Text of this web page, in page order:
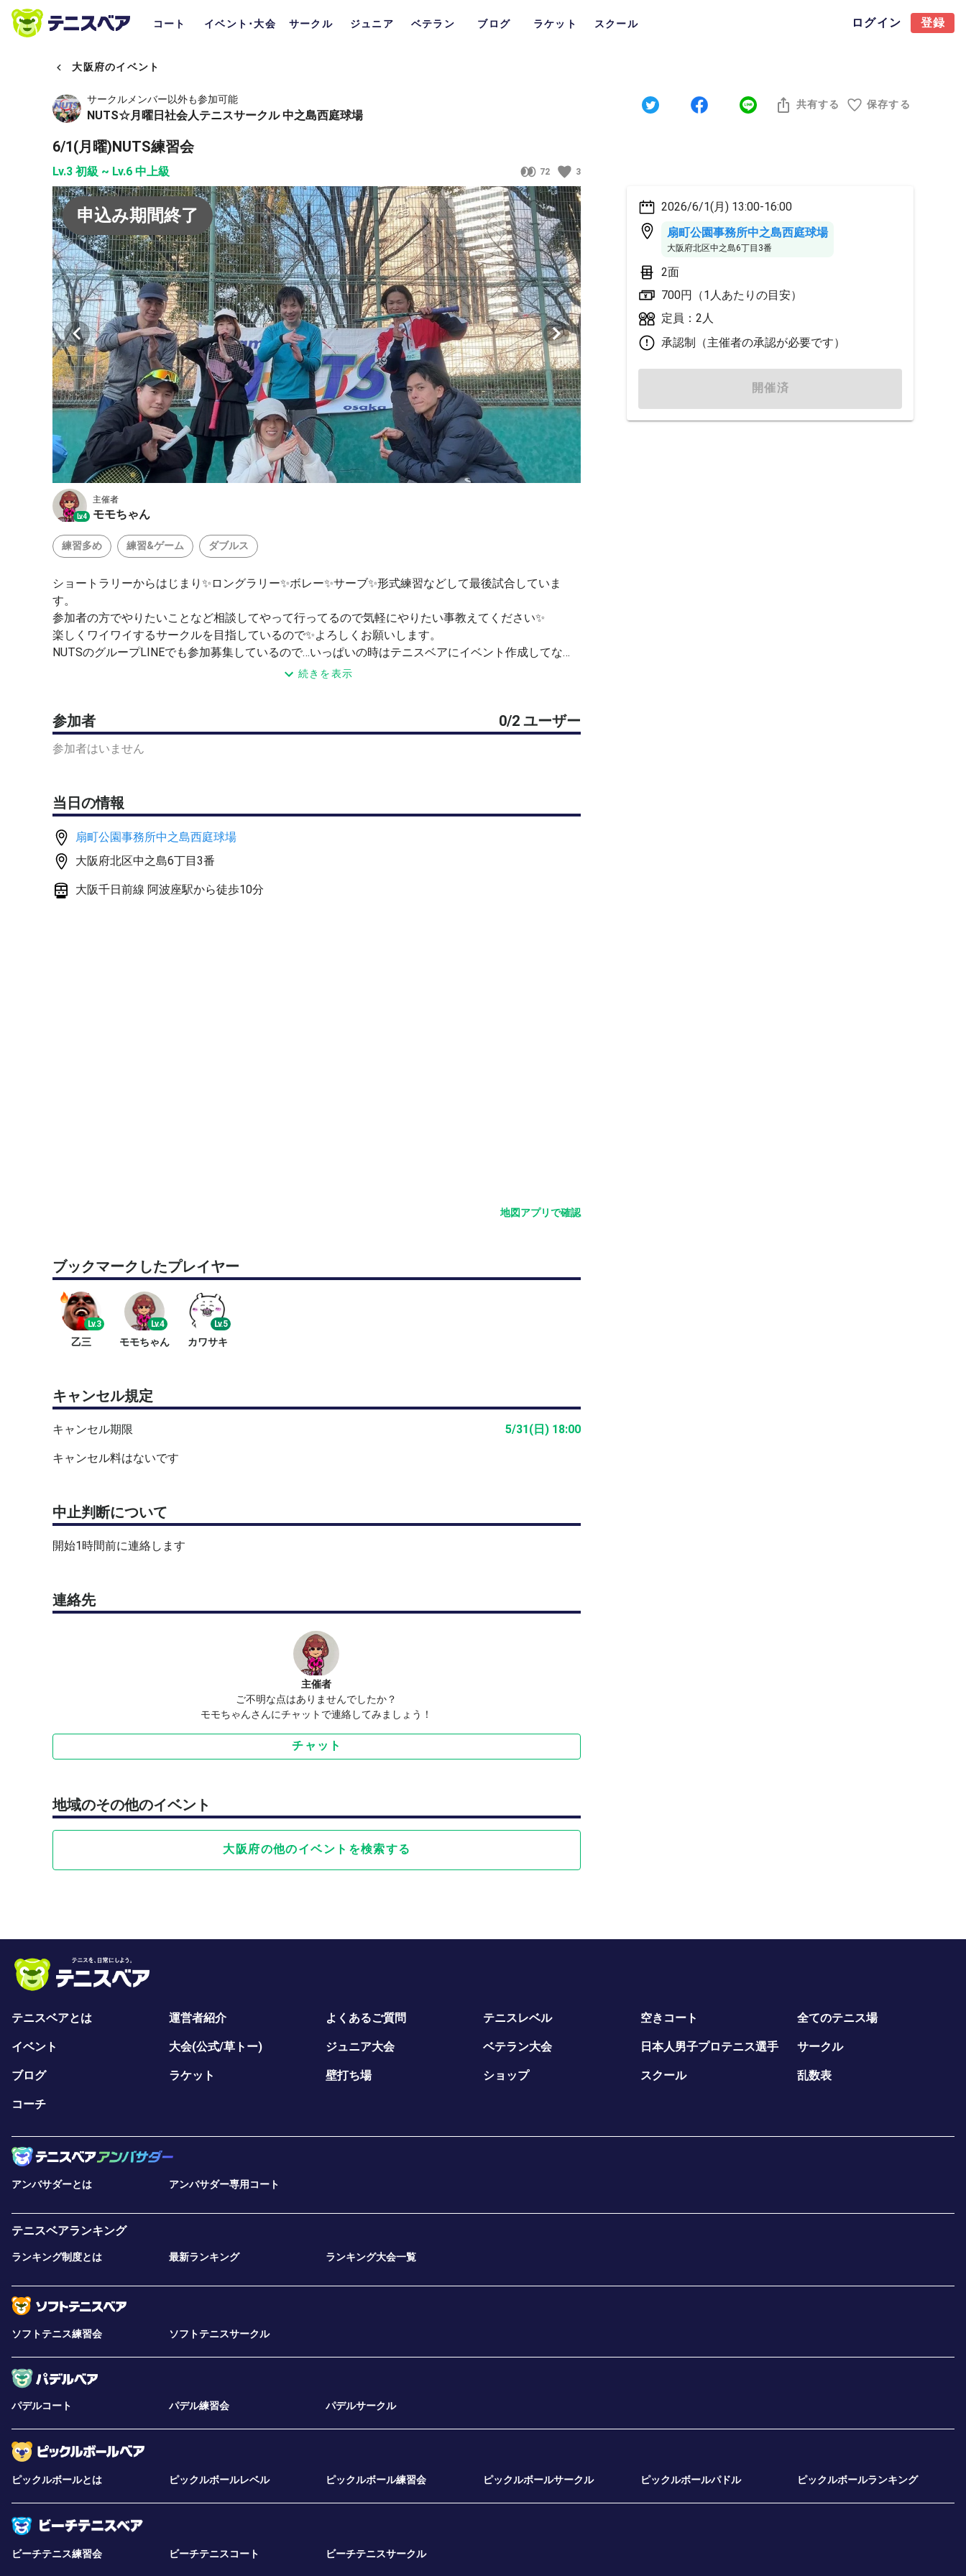
コート イベント･大会 サークル ジュニア ベテラン ブログ ラケット スクール ログイン 登録
大阪府のイベント
サークルメンバー以外も参加可能
NUTS☆月曜日社会人テニスサークル 中之島西庭球場
6/1(月曜)NUTS練習会
Lv.3 初級 ~ Lv.6 中上級 72 3
共有する 保存する
申込み期間終了
Lv.4
主催者
モモちゃん
練習多め 練習&ゲーム ダブルス
ショートラリーからはじまり✨️ロングラリー✨️ボレー✨️サーブ✨️形式練習などして最後試合していま
す。
参加者の方でやりたいことなど相談してやって行ってるので気軽にやりたい事教えてください✨️
楽しくワイワイするサークルを目指しているので✨️よろしくお願いします。
NUTSのグループLINEでも参加募集しているので…いっぱいの時はテニスベアにイベント作成してない
続きを表示
参加者 0/2 ユーザー
参加者はいません
当日の情報
扇町公園事務所中之島西庭球場
大阪府北区中之島6丁目3番
大阪千日前線 阿波座駅から徒歩10分
地図アプリで確認
ブックマークしたプレイヤー
Lv.3
乙三
Lv.4
モモちゃん
Lv.5
カワサキ
キャンセル規定
キャンセル期限 5/31(日) 18:00
キャンセル料はないです
中止判断について
開始1時間前に連絡します
連絡先
主催者
ご不明な点はありませんでしたか？
モモちゃんさんにチャットで連絡してみましょう！
チャット
地域のその他のイベント
大阪府の他のイベントを検索する
2026/6/1(月) 13:00-16:00
扇町公園事務所中之島西庭球場
大阪府北区中之島6丁目3番
2面
700円（1人あたりの目安）
定員：2人
承認制（主催者の承認が必要です）
開催済
テニスベアとは 運営者紹介 よくあるご質問 テニスレベル 空きコート 全てのテニス場
イベント 大会(公式/草トー) ジュニア大会 ベテラン大会 日本人男子プロテニス選手 サークル
ブログ ラケット 壁打ち場 ショップ スクール 乱数表
コーチ
アンバサダーとは アンバサダー専用コート
テニスベアランキング
ランキング制度とは 最新ランキング ランキング大会一覧
ソフトテニス練習会 ソフトテニスサークル
パデルコート パデル練習会 パデルサークル
ピックルボールとは ピックルボールレベル ピックルボール練習会 ピックルボールサークル ピックルボールパドル ピックルボールランキング
ビーチテニス練習会 ビーチテニスコート ビーチテニスサークル